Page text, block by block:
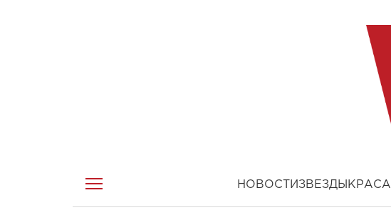
НОВОСТИ ЗВЕЗДЫ КРАСА